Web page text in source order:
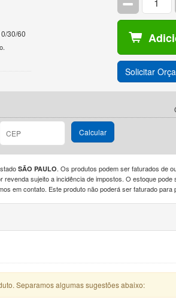
30/60
Solicitar
Calcular
SÃO PAULO. Os produtos podem ser faturados de
revenda sujeito a incidência de impostos. O estoque
em contato. Este produto não poderá ser faturado para
Separamos algumas sugestões abaixo: